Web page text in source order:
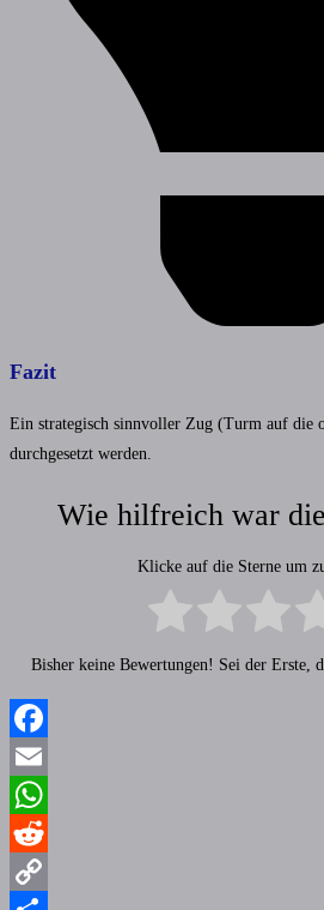
Fazit
Ein strategisch sinnvoller Zug (Turm auf die
durchgesetzt werden.
Wie hilfreich war
Klicke auf die Sterne um
Bisher keine Bewertungen! Sei der Erste,
Facebook
Email
WhatsApp
Reddit